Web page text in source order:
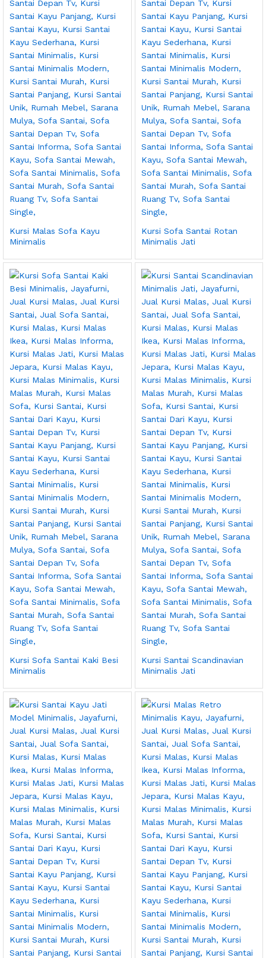
Kursi Malas Sofa Kayu
Minimalis
Kursi Sofa Santai Rotan
Minimalis Jati
Kursi Sofa Santai Kaki Besi
Minimalis
Kursi Santai Scandinavian
Minimalis Jati